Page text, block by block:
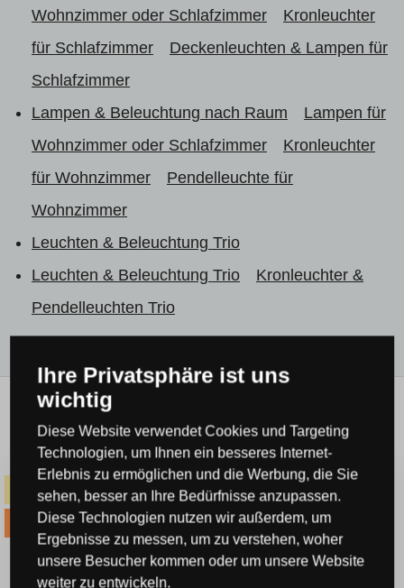
Wohnzimmer oder Schlafzimmer
Kronleuchter
für Schlafzimmer
Deckenleuchten & Lampen für
Schlafzimmer
Lampen & Beleuchtung nach Raum
Lampen für
Wohnzimmer oder Schlafzimmer
Kronleuchter
für Wohnzimmer
Pendelleuchte für
Wohnzimmer
Leuchten & Beleuchtung Trio
Leuchten & Beleuchtung Trio
Kronleuchter &
Pendelleuchten Trio
Verwandte Produkte
-14% Code SOMMER14
-20% Code VIP20AT
Ihre Privatsphäre ist uns
wichtig
Diese Website verwendet Cookies und Targeting
Technologien, um Ihnen ein besseres Internet-
Erlebnis zu ermöglichen und die Werbung, die Sie
sehen, besser an Ihre Bedürfnisse anzupassen.
Diese Technologien nutzen wir außerdem, um
Ergebnisse zu messen, um zu verstehen, woher
unsere Besucher kommen oder um unsere Website
weiter zu entwickeln.